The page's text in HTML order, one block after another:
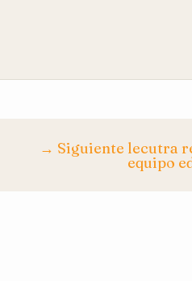
→ Siguiente lecutra
equipo